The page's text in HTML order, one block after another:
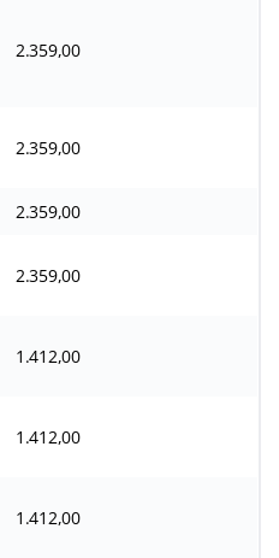
2.359,00
2.359,00
2.359,00
2.359,00
1.412,00
1.412,00
1.412,00